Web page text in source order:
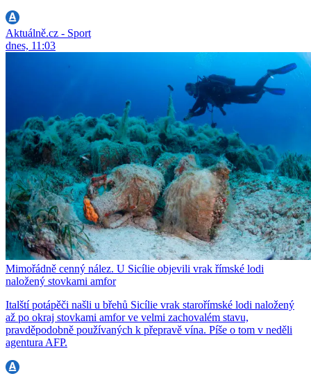
Aktuálně.cz - Sport
dnes, 11:03
Mimořádně cenný nález. U Sicílie objevili vrak římské lodi
naložený stovkami amfor
Italští potápěči našli u břehů Sicílie vrak starořímské lodi naložený
až po okraj stovkami amfor ve velmi zachovalém stavu,
pravděpodobně používaných k přepravě vína. Píše o tom v neděli
agentura AFP.